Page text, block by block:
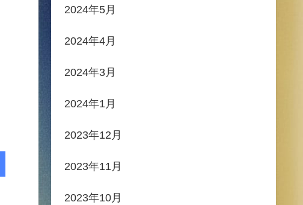
2024年5月
2024年4月
2024年3月
2024年1月
2023年12月
2023年11月
2023年10月